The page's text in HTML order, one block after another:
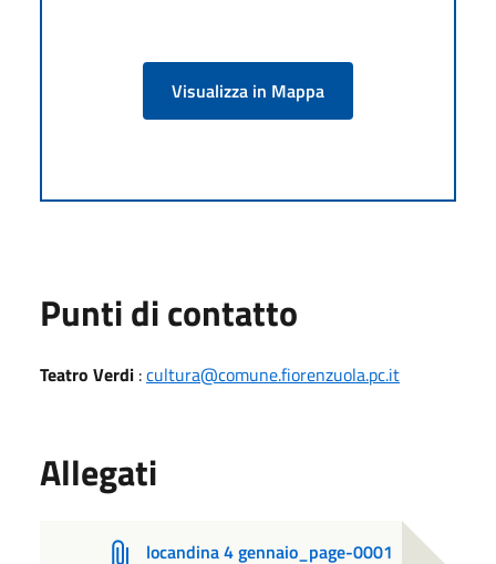
Visualizza in Mappa
Punti di contatto
Teatro Verdi :cultura@comune.fiorenzuola.pc.it
Allegati
locandina 4 gennaio_page-0001